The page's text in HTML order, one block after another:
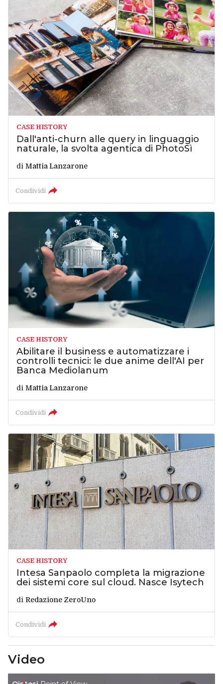
CASE HISTORY
Dall'anti-churn alle query in linguaggio
naturale, la svolta agentica di PhotoSì
di Mattia Lanzarone
Condividi
CASE HISTORY
Abilitare il business e automatizzare i
controlli tecnici: le due anime dell'AI per
Banca Mediolanum
di Mattia Lanzarone
Condividi
CASE HISTORY
Intesa Sanpaolo completa la migrazione
dei sistemi core sul cloud. Nasce Isytech
di Redazione ZeroUno
Condividi
Video